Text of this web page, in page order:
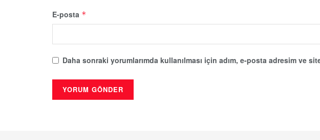
E-posta *
Daha sonraki yorumlarımda kullanılması için adım, e-posta adresim ve